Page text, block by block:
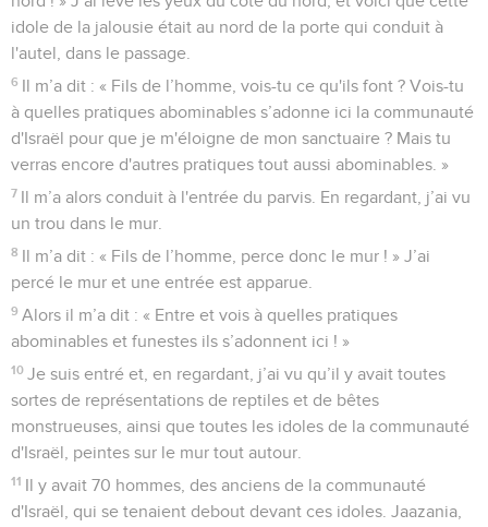
idole de la jalousie était au nord de la porte qui conduit à
l'autel, dans le passage.
6 Il m’a dit : « Fils de l’homme, vois-tu ce qu'ils font ? Vois-tu
à quelles pratiques abominables s’adonne ici la communauté
d'Israël pour que je m'éloigne de mon sanctuaire ? Mais tu
verras encore d'autres pratiques tout aussi abominables. »
7 Il m’a alors conduit à l'entrée du parvis. En regardant, j’ai vu
un trou dans le mur.
8 Il m’a dit : « Fils de l’homme, perce donc le mur ! » J’ai
percé le mur et une entrée est apparue.
9 Alors il m’a dit : « Entre et vois à quelles pratiques
abominables et funestes ils s’adonnent ici ! »
10 Je suis entré et, en regardant, j’ai vu qu’il y avait toutes
sortes de représentations de reptiles et de bêtes
monstrueuses, ainsi que toutes les idoles de la communauté
d'Israël, peintes sur le mur tout autour.
11 Il y avait 70 hommes, des anciens de la communauté
d'Israël, qui se tenaient debout devant ces idoles. Jaazania,